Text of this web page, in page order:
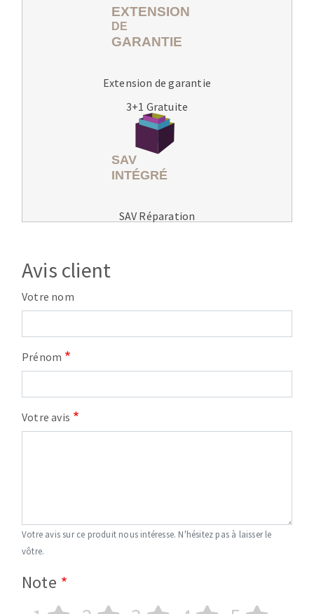
Extension de garantie
3+1 Gratuite
SAV Réparation
Avis client
Votre nom
Prénom
Votre avis
Votre avis sur ce produit nous intéresse. N'hésitez pas à laisser le
vôtre.
Note